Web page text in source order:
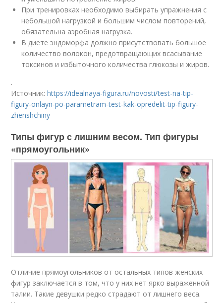
При тренировках необходимо выбирать упражнения с
небольшой нагрузкой и большим числом повторений,
обязательна аэробная нагрузка.
В диете эндоморфа должно присутствовать большое
количество волокон, предотвращающих всасывание
токсинов и избыточного количества глюкозы и жиров.
.
Источник:https://idealnaya-figura.ru/novosti/test-na-tip-
figury-onlayn-po-parametram-test-kak-opredelit-tip-figury-
zhenshchiny
Типы фигур с лишним весом. Тип фигуры
«прямоугольник»
Отличие прямоугольников от остальных типов женских
фигур заключается в том, что у них нет ярко выраженной
талии. Такие девушки редко страдают от лишнего веса.